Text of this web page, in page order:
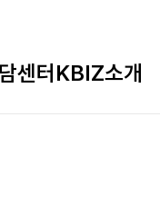
센터KBIZ소개